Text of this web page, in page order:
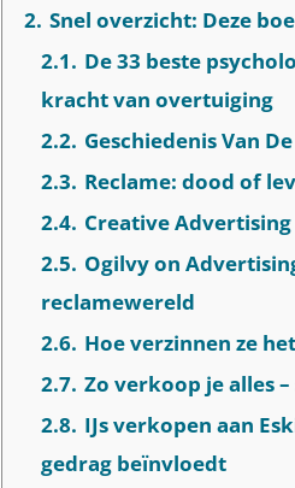
2. Snel overzicht: Deze
2.1. De 33 beste
kracht van overtuiging
2.2. Geschiedenis Van
2.3. Reclame: dood of
2.4. Creative
2.5. Ogilvy on
reclamewereld
2.6. Hoe verzinnen ze
2.7. Zo verkoop je alles
2.8. IJs verkopen aan
gedrag beïnvloedt